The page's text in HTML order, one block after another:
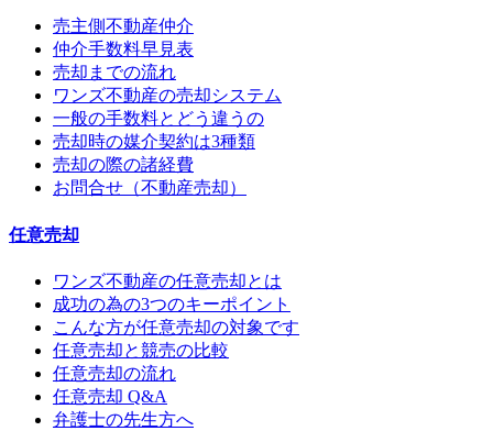
売主側不動産仲介
仲介手数料早見表
売却までの流れ
ワンズ不動産の売却システム
一般の手数料とどう違うの
売却時の媒介契約は3種類
売却の際の諸経費
お問合せ（不動産売却）
任意売却
ワンズ不動産の任意売却とは
成功の為の3つのキーポイント
こんな方が任意売却の対象です
任意売却と競売の比較
任意売却の流れ
任意売却 Q&A
弁護士の先生方へ